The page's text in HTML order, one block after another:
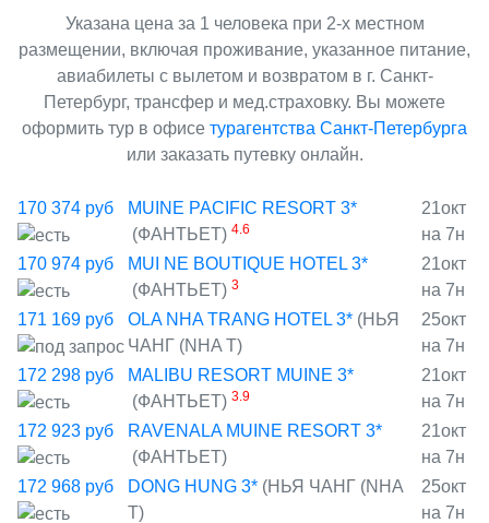
Указана цена за 1 человека при 2-х местном
размещении, включая проживание, указанное питание,
авиабилеты с вылетом и возвратом в г. Санкт-
Петербург, трансфер и мед.страховку. Вы можете
оформить тур в офисе турагентства Санкт-Петербурга
или заказать путевку онлайн.
170 374 руб
MUINE PACIFIC RESORT 3*
(ФАНТЬЕТ) 4.6
21окт
на 7н
170 974 руб
MUI NE BOUTIQUE HOTEL 3*
(ФАНТЬЕТ) 3
21окт
на 7н
171 169 руб OLA NHA TRANG HOTEL 3* (НЬЯ
ЧАНГ (NHA T)
25окт
на 7н
172 298 руб
MALIBU RESORT MUINE 3*
(ФАНТЬЕТ) 3.9
21окт
на 7н
172 923 руб
RAVENALA MUINE RESORT 3*
(ФАНТЬЕТ)
21окт
на 7н
172 968 руб DONG HUNG 3* (НЬЯ ЧАНГ (NHA
T)
25окт
на 7н